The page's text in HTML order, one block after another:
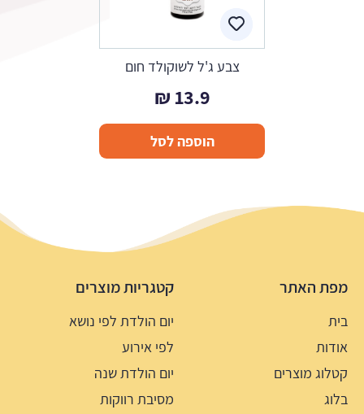
צבע ג'ל לשוקולד חום
13.9
₪
הוספה לסל
מפת האתר
בית
אודות
קטלוג מוצרים
בלוג
קטגריות מוצרים
יום הולדת לפי נושא
לפי אירוע
יום הולדת שנה
מסיבת רווקות